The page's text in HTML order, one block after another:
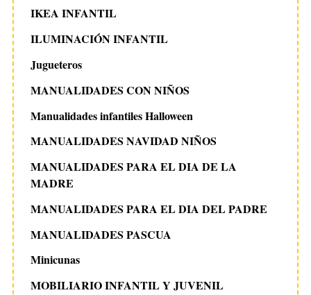
IKEA INFANTIL
ILUMINACIÓN INFANTIL
Jugueteros
MANUALIDADES CON NIÑOS
Manualidades infantiles Halloween
MANUALIDADES NAVIDAD NIÑOS
MANUALIDADES PARA EL DIA DE LA
MADRE
MANUALIDADES PARA EL DIA DEL PADRE
MANUALIDADES PASCUA
Minicunas
MOBILIARIO INFANTIL Y JUVENIL